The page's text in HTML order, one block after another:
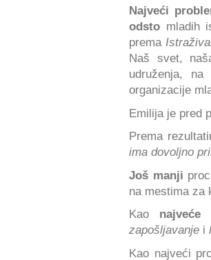
Najveći
odsto mladih
prema
Naš svet,
udruženja, na
organizacije
Emilija je pred
Prema
ima dovoljno
Još manji
na mestima za
Kao najveće
zapošljavanje i
Kao najveći